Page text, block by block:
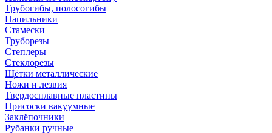
Трубогибы, полосогибы
Напильники
Стамески
Труборезы
Степлеры
Стеклорезы
Щётки металлические
Ножи и лезвия
Твердосплавные пластины
Присоски вакуумные
Заклёпочники
Рубанки ручные